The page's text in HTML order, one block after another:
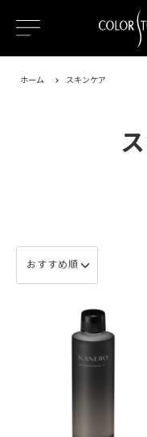
ホーム スキンケア